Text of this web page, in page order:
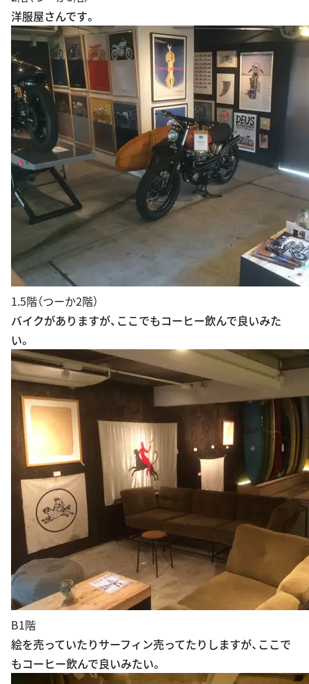
2階（つーか3階）
洋服屋さんです。
1.5階（つーか2階）
バイクがありますが、ここでもコーヒー飲んで良いみた
い。